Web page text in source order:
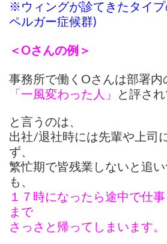
※ウィングが診てきたタイプ
ペルガー症候群)
＜Оさんの例＞
事務所で働くОさんは部署内
「一風変わった人」
と評され
と言うのは、
出社/退社時には先輩や上司
ず、
繁忙期で皆残業しないと追
も、
１７時になったら途中で仕
まで
さっさと帰ってしまいます。